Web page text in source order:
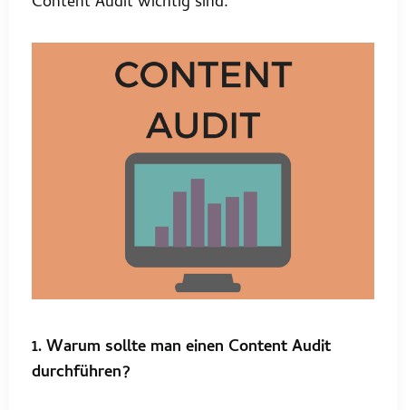
1. Warum sollte man einen Content Audit
durchführen?